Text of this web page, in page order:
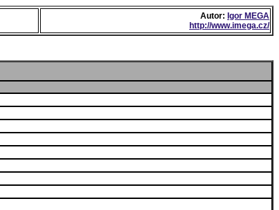
Autor: Igor MEGA
http://www.imega.cz/